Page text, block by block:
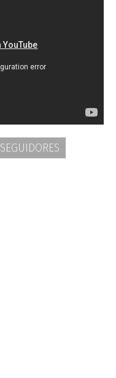
SEGUIDORES